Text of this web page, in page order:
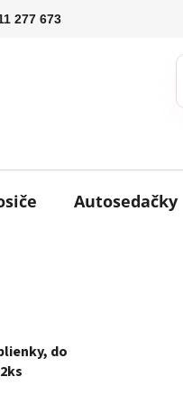
277 673
Autosedačky
do